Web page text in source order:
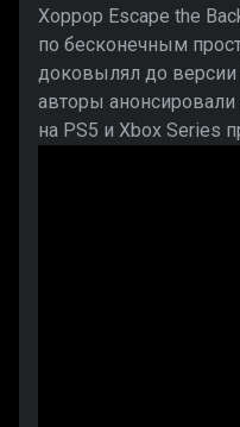
Хоррор Escape the
по бесконечным
доковылял до версии
авторы
на PS5 и Xbox Series